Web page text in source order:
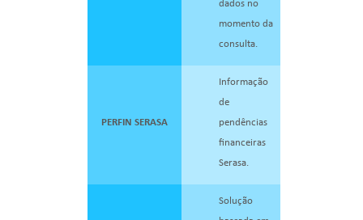
dados no
momento da
consulta.
PERFIN SERASA
Informação
de
pendências
financeiras
Serasa.
Solução